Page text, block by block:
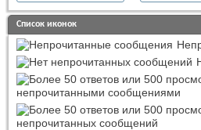
Список иконок
непрочитанными сообщениями
непрочитанных сообщений